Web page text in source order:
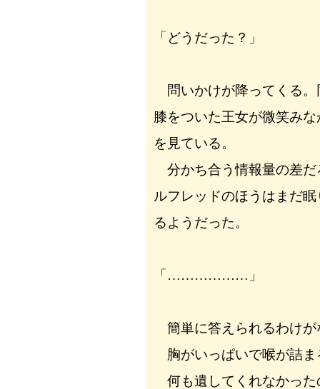
「どうだった？」
問いかけが降ってくる。
膝をついた王女が微笑み
を見ている。
分かち合う情報量の差だ
ルフレッドのほうはまだ
るようだった。
「………………」
簡単に答えられるわけが
胸がいっぱいで喉が詰ま
何も遺してくれなかった